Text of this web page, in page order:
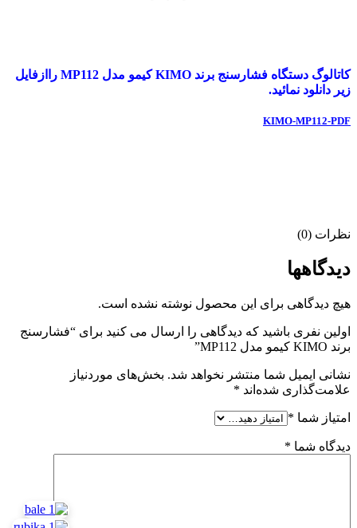
کاتالوگ دستگاه فشارسنج برند KIMO کیمو مدل MP112 راازفایل
زیر دانلود نمائید.
KIMO-MP112-PDF
نظرات (0)
دیدگاهها
هیچ دیدگاهی برای این محصول نوشته نشده است.
اولین نفری باشید که دیدگاهی را ارسال می کنید برای “فشارسنج
برند KIMO کیمو مدل MP112”
نشانی ایمیل شما منتشر نخواهد شد. بخش‌های موردنیاز
علامت‌گذاری شده‌اند *
امتیاز شما *
دیدگاه شما *